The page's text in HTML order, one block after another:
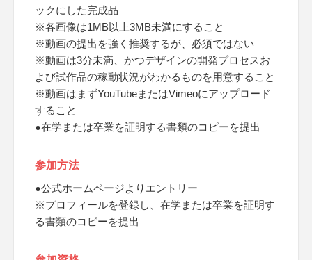
ックにした完成品
※各画像は1MB以上3MB未満にすること
※動画の提出を強く推奨するが、必須ではない
※動画は3分未満、かつデザインの開発プロセスお
よび試作品の稼動状況がわかるものを用意すること
※動画はまずYouTubeまたはVimeoにアップロード
すること
●在学または卒業を証明する書類のコピーを提出
参加方法
●公式ホームページよりエントリー
※プロフィールを登録し、在学または卒業を証明す
る書類のコピーを提出